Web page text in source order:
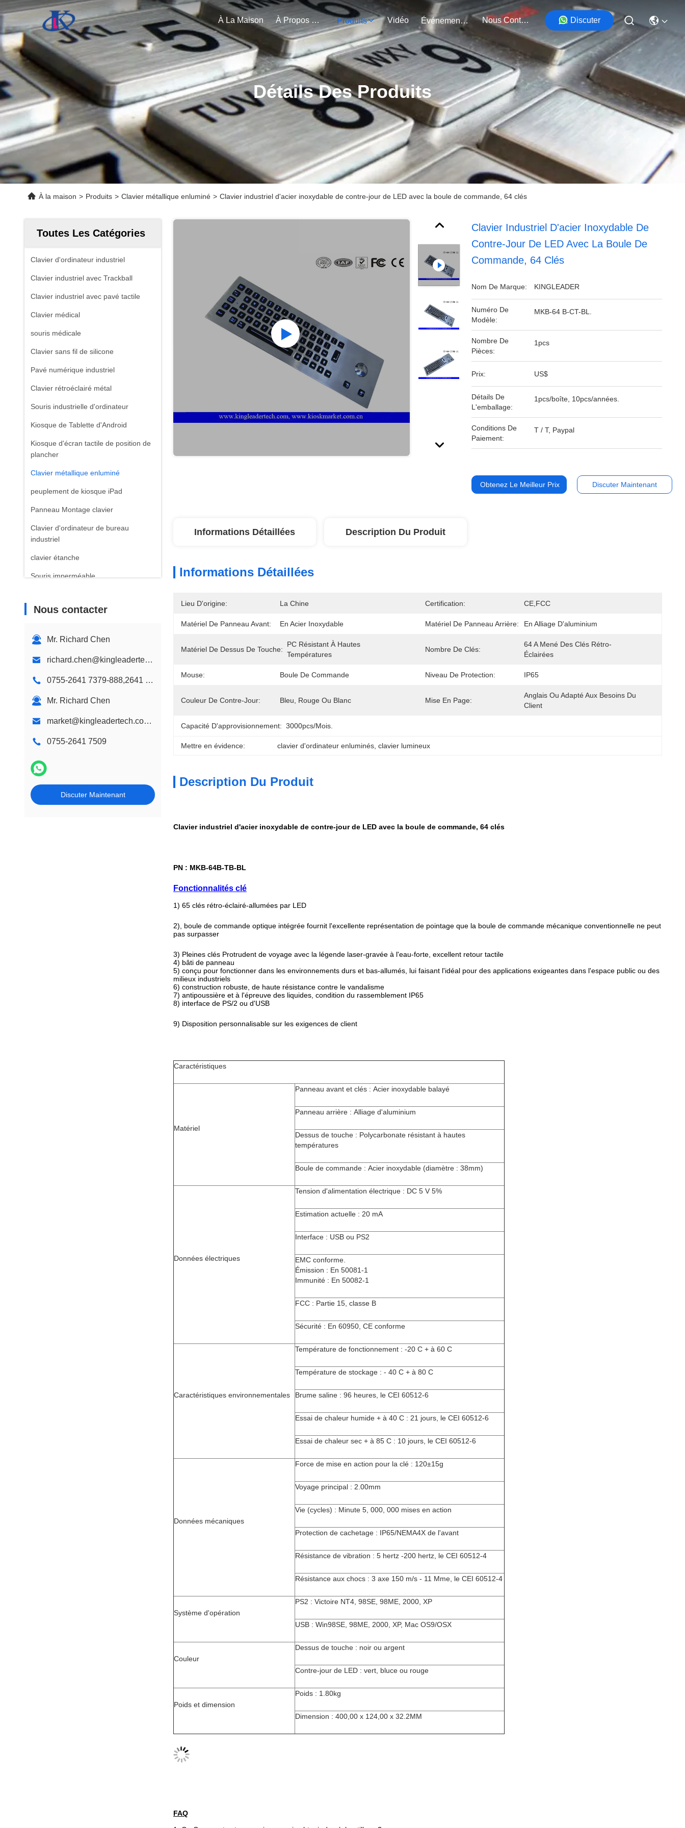
À La Maison À Propos De Nous Produits Vidéo Événements Nous Contacter Discuter
Détails Des Produits
À la maison > Produits > Clavier métallique enluminé > Clavier industriel d'acier inoxydable de contre-jour de LED avec la boule de commande, 64 clés
Toutes Les Catégories
Clavier d'ordinateur industriel
Clavier industriel avec Trackball
Clavier industriel avec pavé tactile
Clavier médical
souris médicale
Clavier sans fil de silicone
Pavé numérique industriel
Clavier rétroéclairé métal
Souris industrielle d'ordinateur
Kiosque de Tablette d'Android
Kiosque d'écran tactile de position de
plancher
Clavier métallique enluminé
peuplement de kiosque iPad
Panneau Montage clavier
Clavier d'ordinateur de bureau
industriel
clavier étanche
Souris imperméable
Clavier de couleur des enfants
Kiosque de signage de Digital
Nous contacter
Mr. Richard Chen
richard.chen@kingleadertech.com
0755-2641 7379-888,2641 9575
Mr. Richard Chen
market@kingleadertech.com echo@kingleadertech.com
0755-2641 7509
Discuter Maintenant
Clavier Industriel D'acier Inoxydable De
Contre-Jour De LED Avec La Boule De
Commande, 64 Clés
Nom De Marque: KINGLEADER
Numéro De
Modèle:
MKB-64 B-CT-BL.
Nombre De
Pièces:
1pcs
Prix: US$
Détails De
L'emballage:
1pcs/boîte, 10pcs/années.
Conditions De
Paiement:
T / T, Paypal
Obtenez Le Meilleur Prix Discuter Maintenant
Informations Détaillées Description Du Produit
Informations Détaillées
Lieu D'origine: La Chine Certification: CE,FCC
Matériel De Panneau Avant: En Acier Inoxydable Matériel De Panneau Arrière: En Alliage D'aluminium
Matériel De Dessus De Touche:
PC Résistant À Hautes
Températures
Nombre De Clés:
64 A Mené Des Clés Rétro-
Éclairées
Mouse: Boule De Commande Niveau De Protection: IP65
Couleur De Contre-Jour: Bleu, Rouge Ou Blanc Mise En Page:
Anglais Ou Adapté Aux Besoins Du
Client
Capacité D'approvisionnement: 3000pcs/mois.
Mettre en évidence: clavier d'ordinateur enluminés, clavier lumineux
Description Du Produit
Clavier industriel d'acier inoxydable de contre-jour de LED avec la boule de commande, 64 clés
PN : MKB-64B-TB-BL
Fonctionnalités clé
1) 65 clés rétro-éclairé-allumées par LED
2), boule de commande optique intégrée fournit l'excellente représentation de pointage que la boule de commande mécanique conventionnelle ne peut
pas surpasser
3) Pleines clés Protrudent de voyage avec la légende laser-gravée à l'eau-forte, excellent retour tactile
4) bâti de panneau
5) conçu pour fonctionner dans les environnements durs et bas-allumés, lui faisant l'idéal pour des applications exigeantes dans l'espace public ou des
milieux industriels
6) construction robuste, de haute résistance contre le vandalisme
7) antipoussière et à l'épreuve des liquides, condition du rassemblement IP65
8) interface de PS/2 ou d'USB
9) Disposition personnalisable sur les exigences de client
Caractéristiques
Matériel
Panneau avant et clés : Acier inoxydable balayé
Panneau arrière : Alliage d'aluminium
Dessus de touche : Polycarbonate résistant à hautes
températures
Boule de commande : Acier inoxydable (diamètre : 38mm)
Données électriques
Tension d'alimentation électrique : DC 5 V 5%
Estimation actuelle : 20 mA
Interface : USB ou PS2
EMC conforme.
Émission : En 50081-1
Immunité : En 50082-1
FCC : Partie 15, classe B
Sécurité : En 60950, CE conforme
Caractéristiques environnementales
Température de fonctionnement : -20 C + à 60 C
Température de stockage : - 40 C + à 80 C
Brume saline : 96 heures, le CEI 60512-6
Essai de chaleur humide + à 40 C : 21 jours, le CEI 60512-6
Essai de chaleur sec + à 85 C : 10 jours, le CEI 60512-6
Données mécaniques
Force de mise en action pour la clé : 120±15g
Voyage principal : 2.00mm
Vie (cycles) : Minute 5, 000, 000 mises en action
Protection de cachetage : IP65/NEMA4X de l'avant
Résistance de vibration : 5 hertz -200 hertz, le CEI 60512-4
Résistance aux chocs : 3 axe 150 m/s - 11 Mme, le CEI 60512-4
Système d'opération
PS2 : Victoire NT4, 98SE, 98ME, 2000, XP
USB : Win98SE, 98ME, 2000, XP, Mac OS9/OSX
Couleur
Dessus de touche : noir ou argent
Contre-jour de LED : vert, bluce ou rouge
Poids et dimension
Poids : 1.80kg
Dimension : 400,00 x 124,00 x 32.2MM
FAQ